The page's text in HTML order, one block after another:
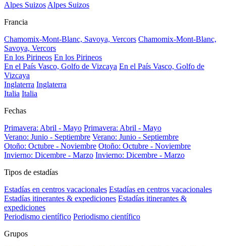
Alpes SuizosAlpes Suizos
Francia
Chamomix-Mont-Blanc, Savoya, Vercors Chamomix-Mont-Blanc,
Savoya, Vercors
En los Pirineos En los Pirineos
En el País Vasco, Golfo de Vizcaya En el País Vasco, Golfo de
Vizcaya
Inglaterra Inglaterra
Italia Italia
Fechas
Primavera: Abril - Mayo Primavera: Abril - Mayo
Verano: Junio - Septiembre Verano: Junio - Septiembre
Otoño: Octubre - Noviembre Otoño: Octubre - Noviembre
Invierno: Dicembre - Marzo Invierno: Dicembre - Marzo
Tipos de estadías
Estadías en centros vacacionales Estadías en centros vacacionales
Estadías itinerantes & expediciones Estadías itinerantes &
expediciones
Periodismo científico Periodismo científico
Grupos